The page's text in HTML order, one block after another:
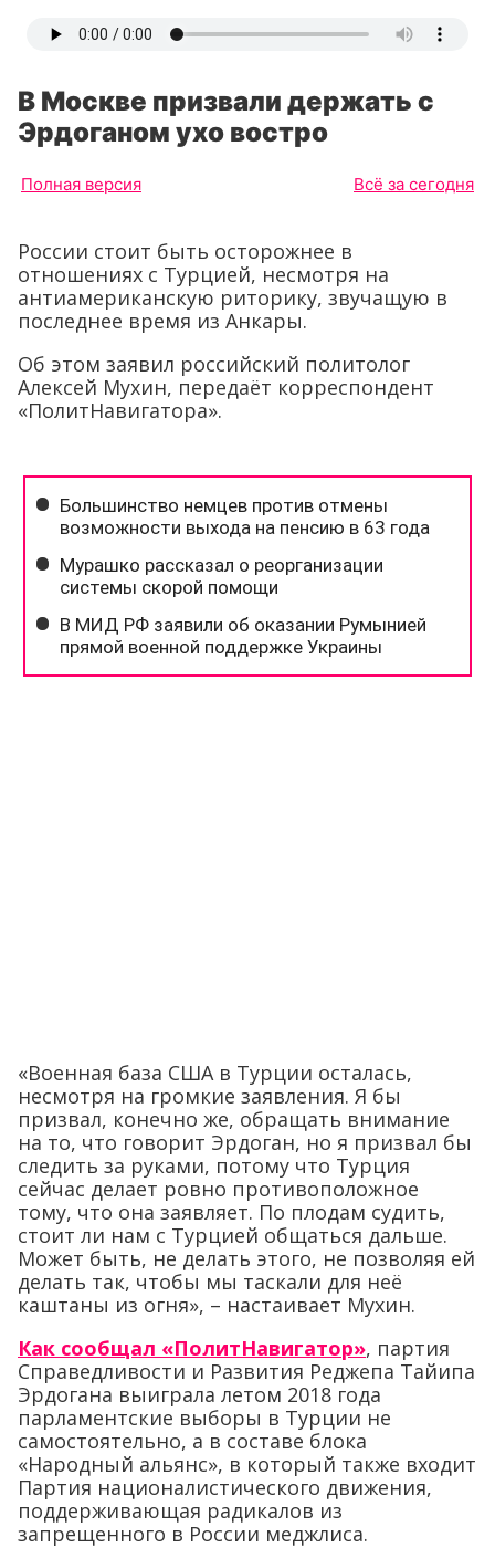
В Москве призвали держать с
Эрдоганом ухо востро
Полная версия Всё за сегодня
России стоит быть осторожнее в
отношениях с Турцией, несмотря на
антиамериканскую риторику, звучащую в
последнее время из Анкары.
Об этом заявил российский политолог
Алексей Мухин, передаёт корреспондент
«ПолитНавигатора».
«Военная база США в Турции осталась,
несмотря на громкие заявления. Я бы
призвал, конечно же, обращать внимание
на то, что говорит Эрдоган, но я призвал бы
следить за руками, потому что Турция
сейчас делает ровно противоположное
тому, что она заявляет. По плодам судить,
стоит ли нам с Турцией общаться дальше.
Может быть, не делать этого, не позволяя ей
делать так, чтобы мы таскали для неё
каштаны из огня», – настаивает Мухин.
Как сообщал «ПолитНавигатор», партия
Справедливости и Развития Реджепа Тайипа
Эрдогана выиграла летом 2018 года
парламентские выборы в Турции не
самостоятельно, а в составе блока
«Народный альянс», в который также входит
Партия националистического движения,
поддерживающая радикалов из
запрещенного в России меджлиса.